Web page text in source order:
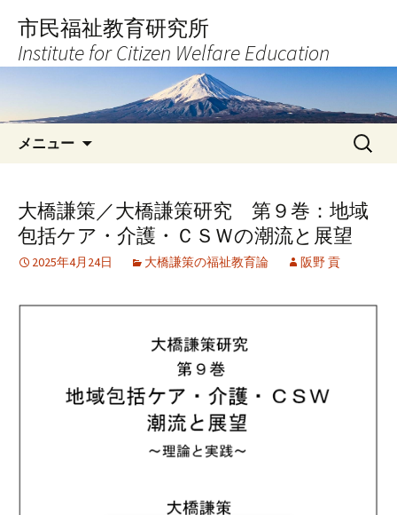
へ
キ
市民福祉教育研究所
Institute for Citizen Welfare Education
メニュー
検
索:
大橋謙策／大橋謙策研究 第９巻：地域
包括ケア・介護・ＣＳＷの潮流と展望
2025年4月24日 大橋謙策の福祉教育論 阪野 貢